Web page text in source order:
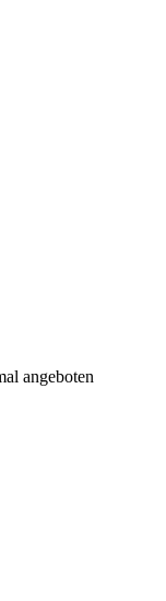
angeboten